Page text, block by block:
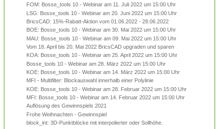
FOM: Bosse_tools 10 - Webinar am 11. Juli 2022 um 15:00 Uhr
LSG: Bosse_tools 10 - Webinar am 20. Juni 2022 um 15:00 Uhr
BricsCAD: 15%-Rabatt-Aktion vom 01.06.2022 - 28.06.2022
BOE: Bosse_tools 10 - Webinar am 30. Mai 2022 um 15:00 Uhr
MAU: Bosse_tools 10 - Webinar am 09. Mai 2022 um 15:00 Uhr
Vom 18. April bis 20. Mai 2022 BricsCAD upgraden und sparen
KOA: Bosse_tools 10 - Webinar am 25. April 2022 um 15:00 Uhr
Bosse_tools 10 - Webinar am 28. März 2022 um 15:00 Uhr
KOE: Bosse_tools 10 - Webinar am 14. März 2022 um 15:00 Uhr
MFI - Multifilter: Blockauswahl innerhalb einer Polylinie
KOE: Bosse_tools 10 - Webinar am 28. Februar 2022 um 15:00 Uhr
MFI: Bosse_tools 10 - Webinar am 14. Februar 2022 um 15:00 Uhr
Auflösung des Gewinnspiels 2021
Frohe Weihnachten - Gewinnspiel
block_int: 3D-Punktblöcke mit interpolierter oder Sollhöhe.